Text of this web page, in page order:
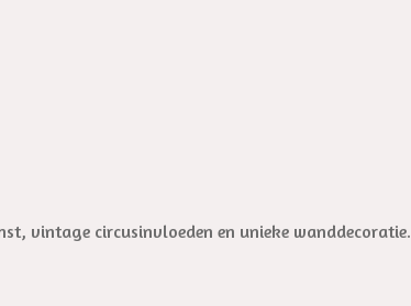
vintage circusinvloeden en unieke wanddecoratie.